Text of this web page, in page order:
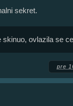
sekret.
ovlazila se
pre